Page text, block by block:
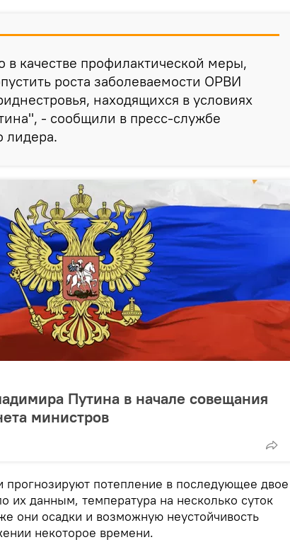
качестве профилактической меры,
роста заболеваемости ОРВИ
находящихся в условиях
- сообщили в пресс-службе
лидера.
Путина в начале совещания
министров
прогнозируют потепление в последующее двое
их данным, температура на несколько суток
они осадки и возможную неустойчивость
некоторое времени.